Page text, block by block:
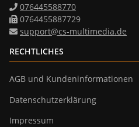
076445588770
0764455887729
support@cs-multimedia.de
RECHTLICHES
AGB und Kundeninformationen
Datenschutzerklärung
Impressum